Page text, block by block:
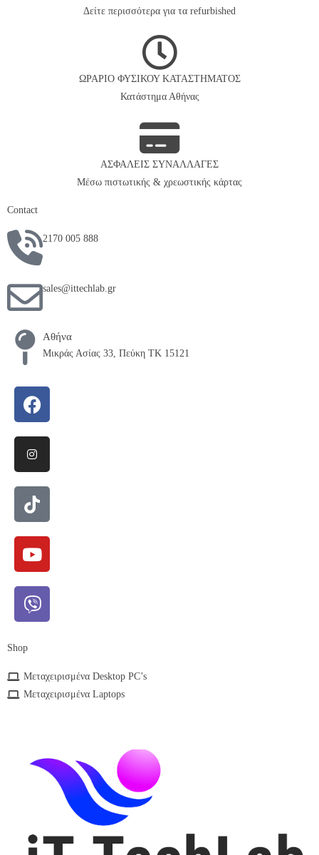
Δείτε περισσότερα για τα refurbished
ΩΡΑΡΙΟ ΦΥΣΙΚΟΥ ΚΑΤΑΣΤΗΜΑΤΟΣ
Κατάστημα Αθήνας
ΑΣΦΑΛΕΙΣ ΣΥΝΑΛΛΑΓΕΣ
Μέσω πιστωτικής & χρεωστικής κάρτας
Contact
2170 005 888
sales@ittechlab.gr
Αθήνα
Μικράς Ασίας 33, Πεύκη ΤΚ 15121
Shop
Μεταχειρισμένα Desktop PC’s
Μεταχειρισμένα Laptops